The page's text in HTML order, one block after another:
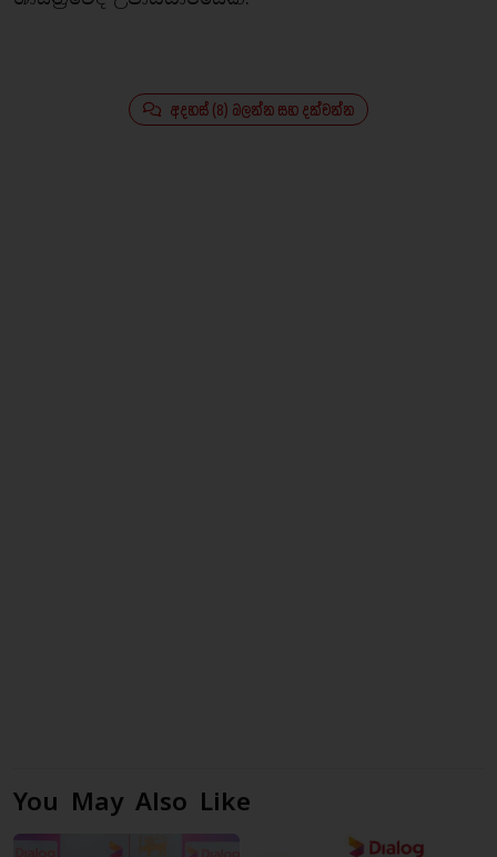
අදහස් (8) බලන්න සහ දක්වන්න
You May Also Like